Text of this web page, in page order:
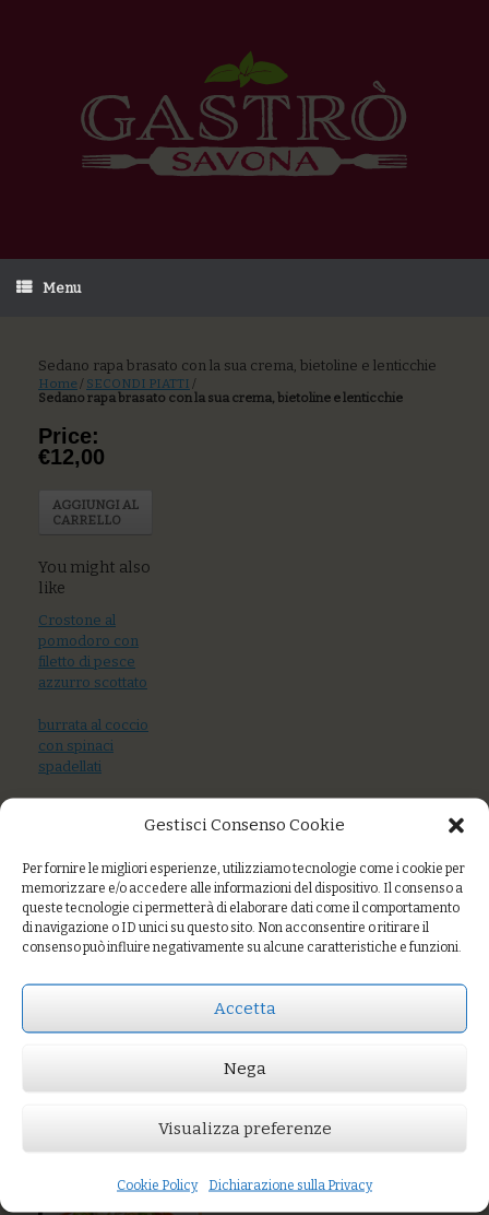
Gestisci Consenso Cookie
Per fornire le migliori esperienze, utilizziamo tecnologie come i cookie per
memorizzare e/o accedere alle informazioni del dispositivo. Il consenso a
queste tecnologie ci permetterà di elaborare dati come il comportamento
di navigazione o ID unici su questo sito. Non acconsentire o ritirare il
consenso può influire negativamente su alcune caratteristiche e funzioni.
Accetta
Nega
Visualizza preferenze
Cookie Policy Dichiarazione sulla Privacy
Menu
Sedano rapa brasato con la sua crema, bietoline e lenticchie
Home / SECONDI PIATTI /
Sedano rapa brasato con la sua crema, bietoline e lenticchie
Price:
€12,00
AGGIUNGI AL
CARRELLO
You might also
like
Crostone al
pomodoro con
filetto di pesce
azzurro scottato
burrata al coccio
con spinaci
spadellati
Burger di ceci con
salsa rosa e